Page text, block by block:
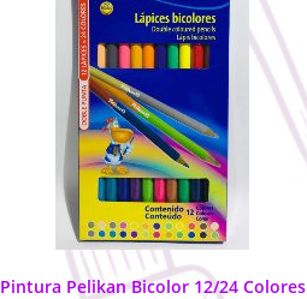
Pintura Pelikan Bicolor 12/24 Colores